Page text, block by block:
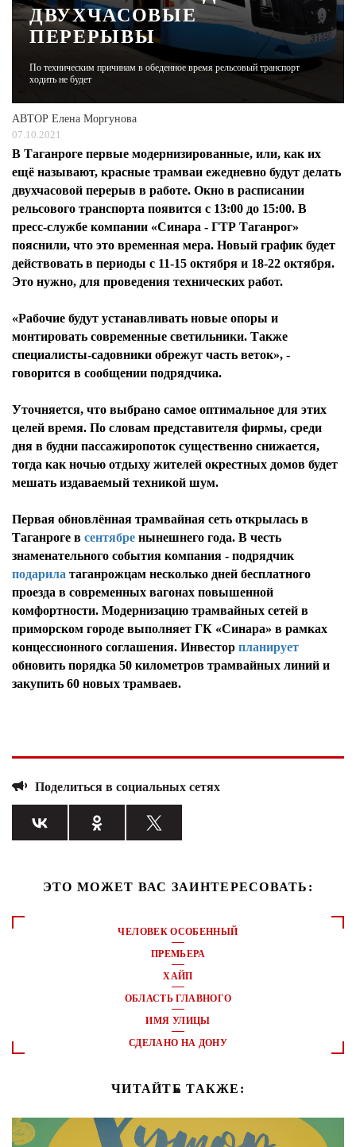
ДВУХЧАСОВЫЕ
ПЕРЕРЫВЫ
По техническим причинам в обеденное время рельсовый транспорт
ходить не будет
АВТОР Елена Моргунова
07.10.2021
В Таганроге первые модернизированные, или, как их
ещё называют, красные трамваи ежедневно будут делать
двухчасовой перерыв в работе. Окно в расписании
рельсового транспорта появится с 13:00 до 15:00. В
пресс-службе компании «Синара - ГТР Таганрог»
пояснили, что это временная мера. Новый график будет
действовать в периоды с 11-15 октября и 18-22 октября.
Это нужно, для проведения технических работ.
«Рабочие будут устанавливать новые опоры и
монтировать современные светильники. Также
специалисты-садовники обрежут часть веток», -
говорится в сообщении подрядчика.
Уточняется, что выбрано самое оптимальное для этих
целей время. По словам представителя фирмы, среди
дня в будни пассажиропоток существенно снижается,
тогда как ночью отдыху жителей окрестных домов будет
мешать издаваемый техникой шум.
Первая обновлённая трамвайная сеть открылась в
Таганроге в сентябре нынешнего года. В честь
знаменательного события компания - подрядчик
подарила таганрожцам несколько дней бесплатного
проезда в современных вагонах повышенной
комфортности. Модернизацию трамвайных сетей в
приморском городе выполняет ГК «Синара» в рамках
концессионного соглашения. Инвестор планирует
обновить порядка 50 километров трамвайных линий и
закупить 60 новых трамваев.
Поделиться в социальных сетях
ЭТО МОЖЕТ ВАС ЗАИНТЕРЕСОВАТЬ:
ЧЕЛОВЕК ОСОБЕННЫЙ
ПРЕМЬЕРА
ХАЙП
ОБЛАСТЬ ГЛАВНОГО
ИМЯ УЛИЦЫ
СДЕЛАНО НА ДОНУ
ЧИТАЙТЕ ТАКЖЕ: